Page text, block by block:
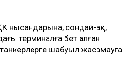
нысандарына, сондай-ақ,
терминалға бет алған
танкерлерге шабуыл жасамауға